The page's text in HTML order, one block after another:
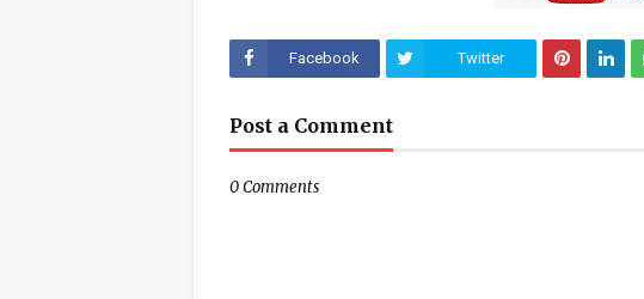
Facebook Twitter
Post a Comment
0 Comments